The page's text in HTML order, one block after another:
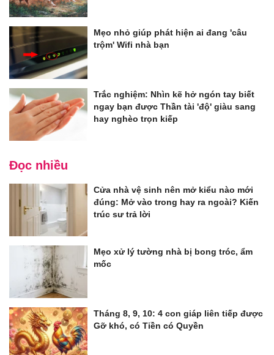
Mẹo nhỏ giúp phát hiện ai đang 'câu
trộm' Wifi nhà bạn
Trắc nghiệm: Nhìn kẽ hở ngón tay biết
ngay bạn được Thần tài 'độ' giàu sang
hay nghèo trọn kiếp
Đọc nhiều
Cửa nhà vệ sinh nên mở kiểu nào mới
đúng: Mở vào trong hay ra ngoài? Kiến
trúc sư trả lời
Mẹo xử lý tường nhà bị bong tróc, ẩm
mốc
Tháng 8, 9, 10: 4 con giáp liên tiếp được
Gỡ khó, có Tiền có Quyền